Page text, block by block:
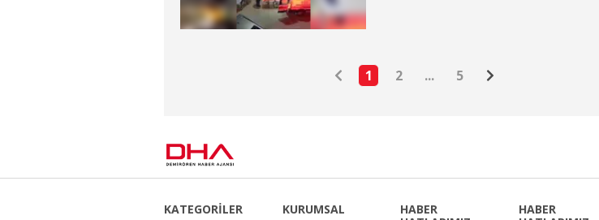
1 2 ... 5
KATEGORİLER KURUMSAL
HABER
HABER